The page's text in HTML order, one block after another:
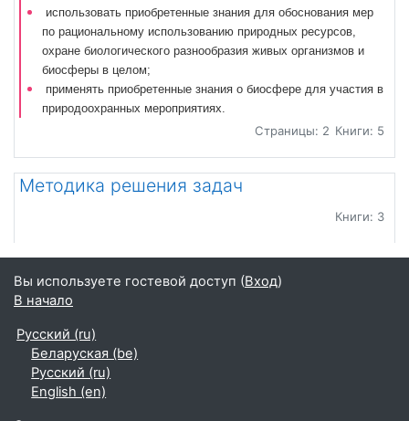
использовать приобретенные знания для обоснования мер
по рациональному использованию природных ресурсов,
охране биологического разнообразия живых организмов и
биосферы в целом;
применять приобретенные знания о биосфере для участия в
природоохранных мероприятиях.
Страницы: 2 Книги: 5
Методика решения задач
Книги: 3
Вы используете гостевой доступ (Вход)
В начало
Русский ‎(ru)‎
Беларуская ‎(be)‎
Русский ‎(ru)‎
English ‎(en)‎